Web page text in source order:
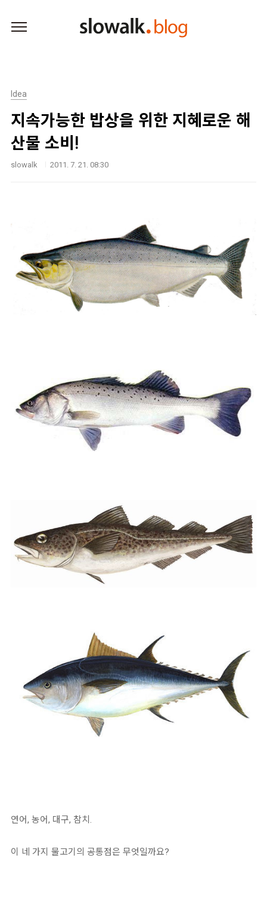
Idea
지속가능한 밥상을 위한 지혜로운 해
산물 소비!
slowalk 2011. 7. 21. 08:30
연어, 농어, 대구, 참치.
이 네 가지 물고기의 공통점은 무엇일까요?